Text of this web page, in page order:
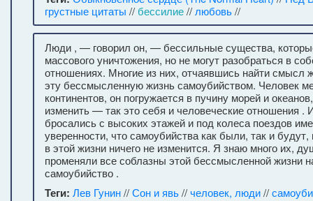
грустные цитаты //бессилие// любовь//
Люди , — говорил он, — бессильные существа,
массового уничтожения, но не могут разобраться в
отношениях. Многие из них, отчаявшись найти смысл
эту бессмысленную жизнь самоубийством. Человек
континентов, он погружается в пучину морей и
изменить — так это себя и человеческие отношения .
бросались с высоких этажей и под колеса поездов
уверенности, что самоубийства как были, так и
в этой жизни ничего не изменится. Я знаю много их,
променяли все соблазны этой бессмысленной жизни
самоубийство .
Теги: Лев Гунин//Сон и явь//человек, люди//